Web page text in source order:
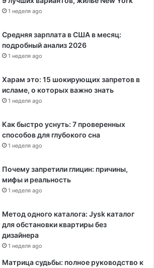
1 неделя ago
Средняя зарплата в США в месяц:
подробный анализ 2026
1 неделя ago
Харам это: 15 шокирующих запретов в
исламе, о которых важно знать
1 неделя ago
Как быстро уснуть: 7 проверенных
способов для глубокого сна
1 неделя ago
Почему запретили глицин: причины,
мифы и реальность
1 неделя ago
Метод одного каталога: Jysk каталог
для обстановки квартиры без
дизайнера
1 неделя ago
Матрица судьбы: полное руководство к